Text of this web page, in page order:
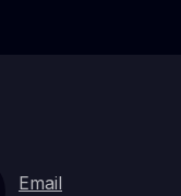
Email